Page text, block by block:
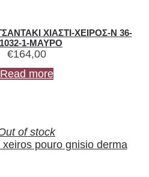
ΧΙΑΣΤΙ-ΧΕΙΡΟΣ-N 36-
1-ΜΑΥΡΟ
€164,00
Read more
of stock